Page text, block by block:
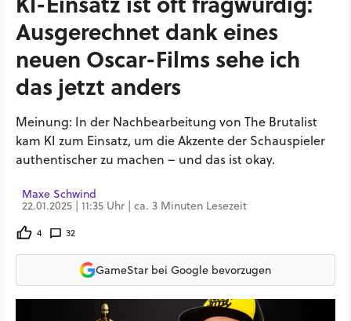
Ausgerechnet dank eines
neuen Oscar-Films sehe ich
das jetzt anders
Meinung: In der Nachbearbeitung von The Brutalist
kam KI zum Einsatz, um die Akzente der Schauspieler
authentischer zu machen – und das ist okay.
Maxe Schwind
22.01.2025 | 11:35 Uhr | ca. 3 Minuten Lesezeit
4 32
GameStar bei Google bevorzugen